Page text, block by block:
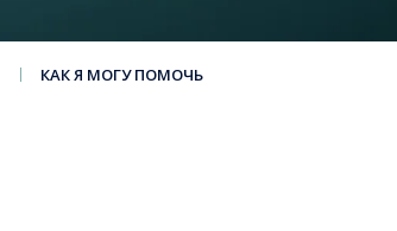
КАК Я МОГУ ПОМОЧЬ